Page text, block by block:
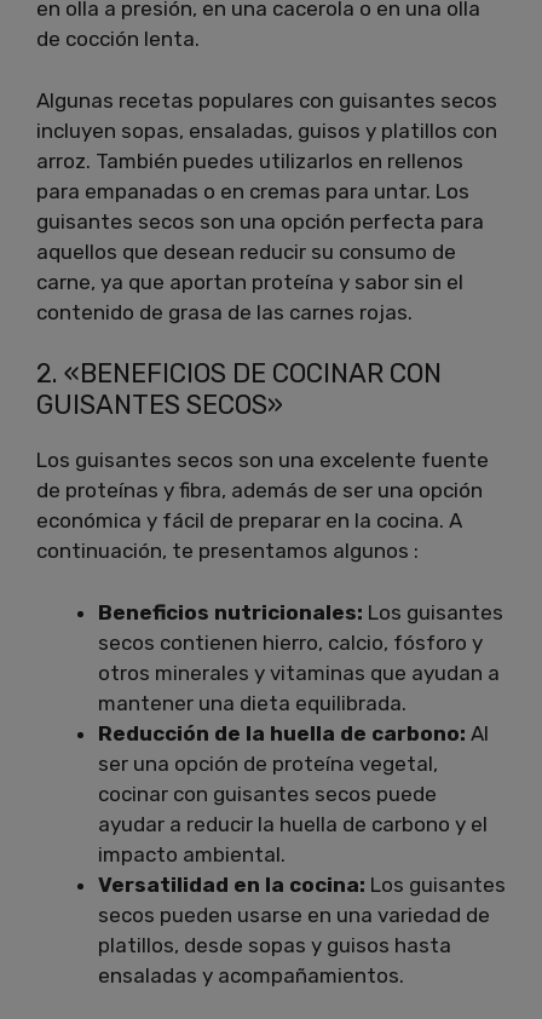
en olla a presión, en una cacerola o en una olla
de cocción lenta.
Algunas recetas populares con guisantes secos
incluyen sopas, ensaladas, guisos y platillos con
arroz. También puedes utilizarlos en rellenos
para empanadas o en cremas para untar. Los
guisantes secos son una opción perfecta para
aquellos que desean reducir su consumo de
carne, ya que aportan proteína y sabor sin el
contenido de grasa de las carnes rojas.
2. «BENEFICIOS DE COCINAR CON
GUISANTES SECOS»
Los guisantes secos son una excelente fuente
de proteínas y fibra, además de ser una opción
económica y fácil de preparar en la cocina. A
continuación, te presentamos algunos :
Beneficios nutricionales: Los guisantes
secos contienen hierro, calcio, fósforo y
otros minerales y vitaminas que ayudan a
mantener una dieta equilibrada.
Reducción de la huella de carbono: Al
ser una opción de proteína vegetal,
cocinar con guisantes secos puede
ayudar a reducir la huella de carbono y el
impacto ambiental.
Versatilidad en la cocina: Los guisantes
secos pueden usarse en una variedad de
platillos, desde sopas y guisos hasta
ensaladas y acompañamientos.